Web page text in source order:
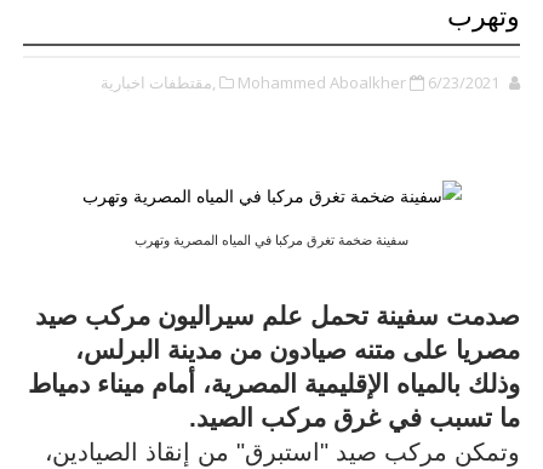
وتهرب
Mohammed Aboalkher 6/23/2021 ,مقتطفات اخبارية
سفينة ضخمة تغرق مركبا في المياه المصرية وتهرب
صدمت سفينة تحمل علم سيراليون مركب صيد
مصريا على متنه صيادون من مدينة البرلس،
وذلك بالمياه الإقليمية المصرية، أمام ميناء دمياط
ما تسبب في غرق مركب الصيد.
وتمكن مركب صيد "استبرق" من إنقاذ الصيادين،